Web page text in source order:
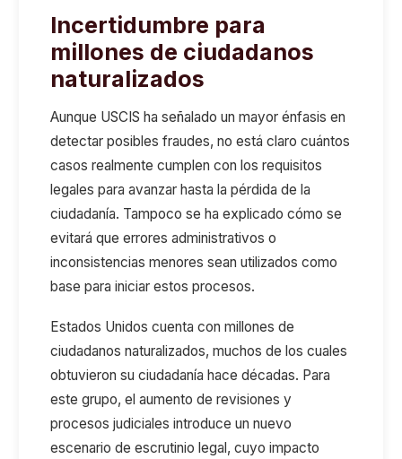
Incertidumbre para
millones de ciudadanos
naturalizados
Aunque USCIS ha señalado un mayor énfasis en
detectar posibles fraudes, no está claro cuántos
casos realmente cumplen con los requisitos
legales para avanzar hasta la pérdida de la
ciudadanía. Tampoco se ha explicado cómo se
evitará que errores administrativos o
inconsistencias menores sean utilizados como
base para iniciar estos procesos.
Estados Unidos cuenta con millones de
ciudadanos naturalizados, muchos de los cuales
obtuvieron su ciudadanía hace décadas. Para
este grupo, el aumento de revisiones y
procesos judiciales introduce un nuevo
escenario de escrutinio legal, cuyo impacto